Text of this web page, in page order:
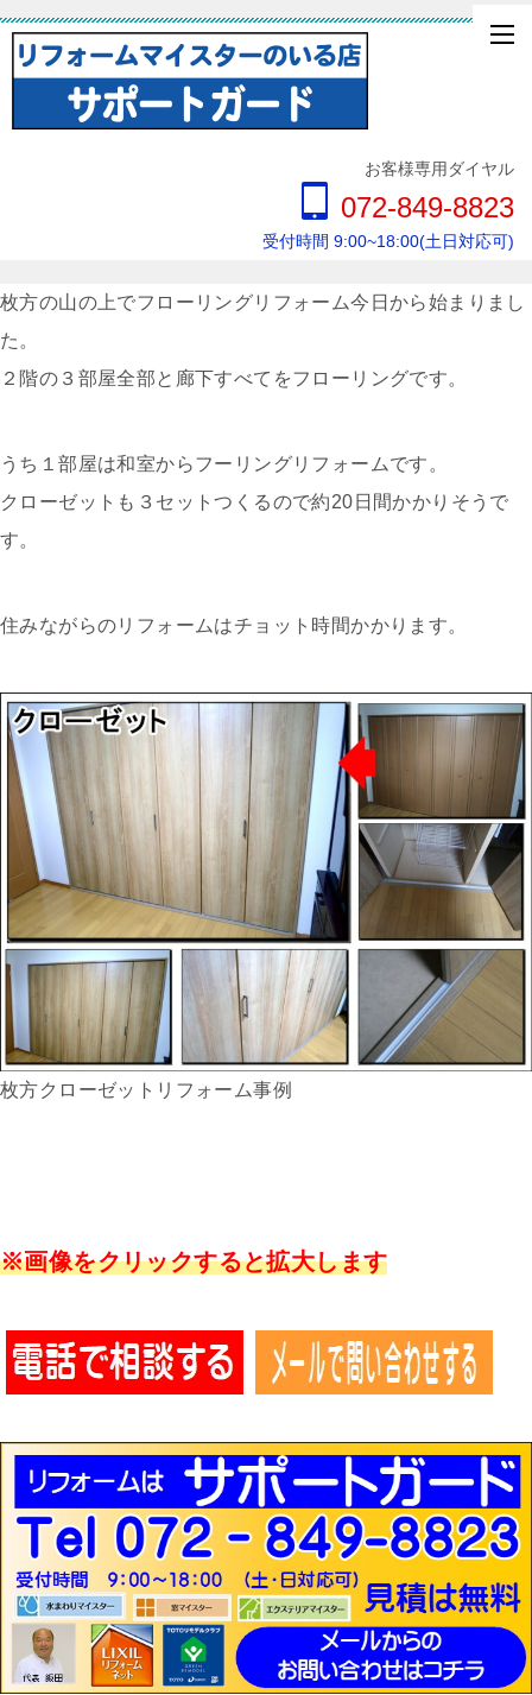
お客様専用ダイヤル
072-849-8823
受付時間 9:00~18:00(土日対応可)
枚方の山の上でフローリングリフォーム今日から始まりまし
た。
２階の３部屋全部と廊下すべてをフローリングです。
うち１部屋は和室からフーリングリフォームです。
クローゼットも３セットつくるので約20日間かかりそうで
す。
住みながらのリフォームはチョット時間かかります。
枚方クローゼットリフォーム事例
※画像をクリックすると拡大します